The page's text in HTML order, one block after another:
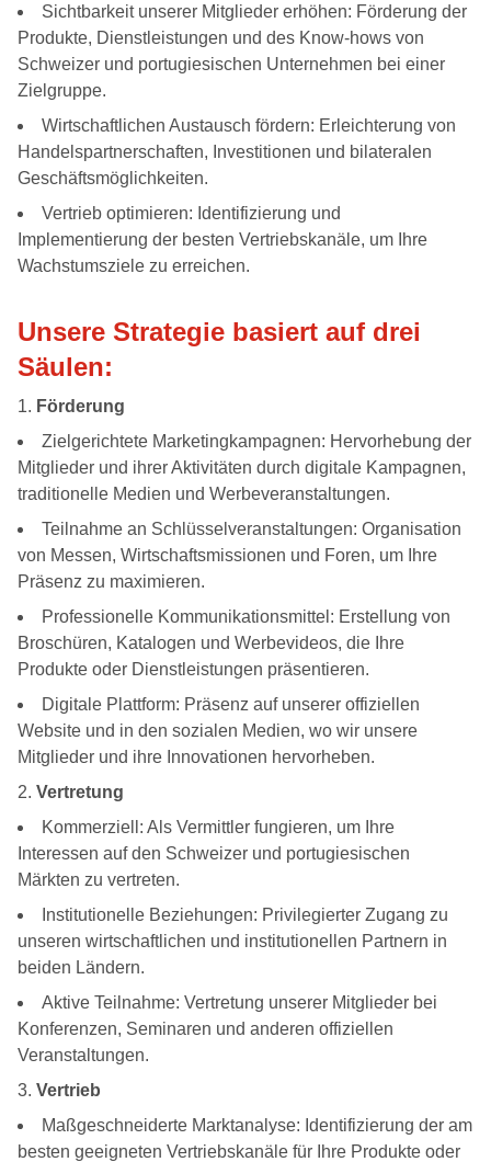
Sichtbarkeit unserer Mitglieder erhöhen: Förderung der
Produkte, Dienstleistungen und des Know-hows von
Schweizer und portugiesischen Unternehmen bei einer
Zielgruppe.
Wirtschaftlichen Austausch fördern: Erleichterung von
Handelspartnerschaften, Investitionen und bilateralen
Geschäftsmöglichkeiten.
Vertrieb optimieren: Identifizierung und
Implementierung der besten Vertriebskanäle, um Ihre
Wachstumsziele zu erreichen.
Unsere Strategie basiert auf drei
Säulen:
Förderung
Zielgerichtete Marketingkampagnen: Hervorhebung der
Mitglieder und ihrer Aktivitäten durch digitale Kampagnen,
traditionelle Medien und Werbeveranstaltungen.
Teilnahme an Schlüsselveranstaltungen: Organisation
von Messen, Wirtschaftsmissionen und Foren, um Ihre
Präsenz zu maximieren.
Professionelle Kommunikationsmittel: Erstellung von
Broschüren, Katalogen und Werbevideos, die Ihre
Produkte oder Dienstleistungen präsentieren.
Digitale Plattform: Präsenz auf unserer offiziellen
Website und in den sozialen Medien, wo wir unsere
Mitglieder und ihre Innovationen hervorheben.
Vertretung
Kommerziell: Als Vermittler fungieren, um Ihre
Interessen auf den Schweizer und portugiesischen
Märkten zu vertreten.
Institutionelle Beziehungen: Privilegierter Zugang zu
unseren wirtschaftlichen und institutionellen Partnern in
beiden Ländern.
Aktive Teilnahme: Vertretung unserer Mitglieder bei
Konferenzen, Seminaren und anderen offiziellen
Veranstaltungen.
Vertrieb
Maßgeschneiderte Marktanalyse: Identifizierung der am
besten geeigneten Vertriebskanäle für Ihre Produkte oder